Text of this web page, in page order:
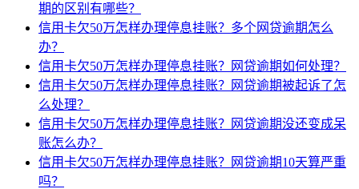
期的区别有哪些？
信用卡欠50万怎样办理停息挂账？多个网贷逾期怎么
办？
信用卡欠50万怎样办理停息挂账？网贷逾期如何处理？
信用卡欠50万怎样办理停息挂账？网贷逾期被起诉了怎
么处理？
信用卡欠50万怎样办理停息挂账？网贷逾期没还变成呆
账怎么办？
信用卡欠50万怎样办理停息挂账？网贷逾期10天算严重
吗？